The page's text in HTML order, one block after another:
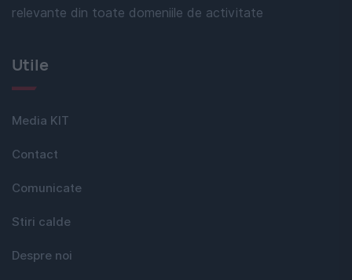
relevante din toate domeniile de activitate
Utile
Media KIT
Contact
Comunicate
Stiri calde
Despre noi